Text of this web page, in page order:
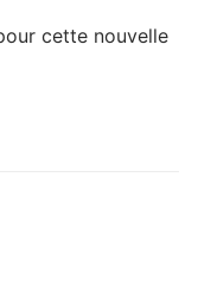
cette nouvelle